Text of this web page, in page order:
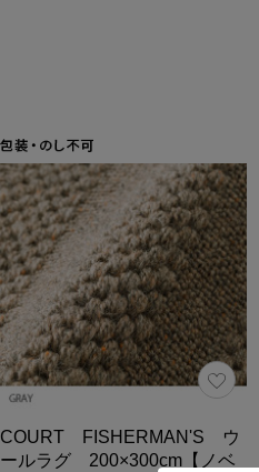
COURT FISHERMAN'S ウ
ールラグ 200×300cm【ノベ